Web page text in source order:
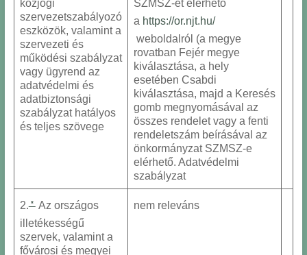
közjogi
szervezetszabályozó
eszközök, valamint a
szervezeti és
működési szabályzat
vagy ügyrend az
adatvédelmi és
adatbiztonsági
szabályzat hatályos
és teljes szövege
SZMSZ-ét elérhető
a https://or.njt.hu/
weboldalról (a megye
rovatban Fejér megye
kiválasztása, a hely
esetében Csabdi
kiválasztása, majd a Keresés
gomb megnyomásával az
összes rendelet vagy a fenti
rendeletszám beírásával az
önkormányzat SZMSZ-e
elérhető. Adatvédelmi
szabályzat
2. * Az országos
illetékességű
szervek, valamint a
fővárosi és megyei
nem releváns